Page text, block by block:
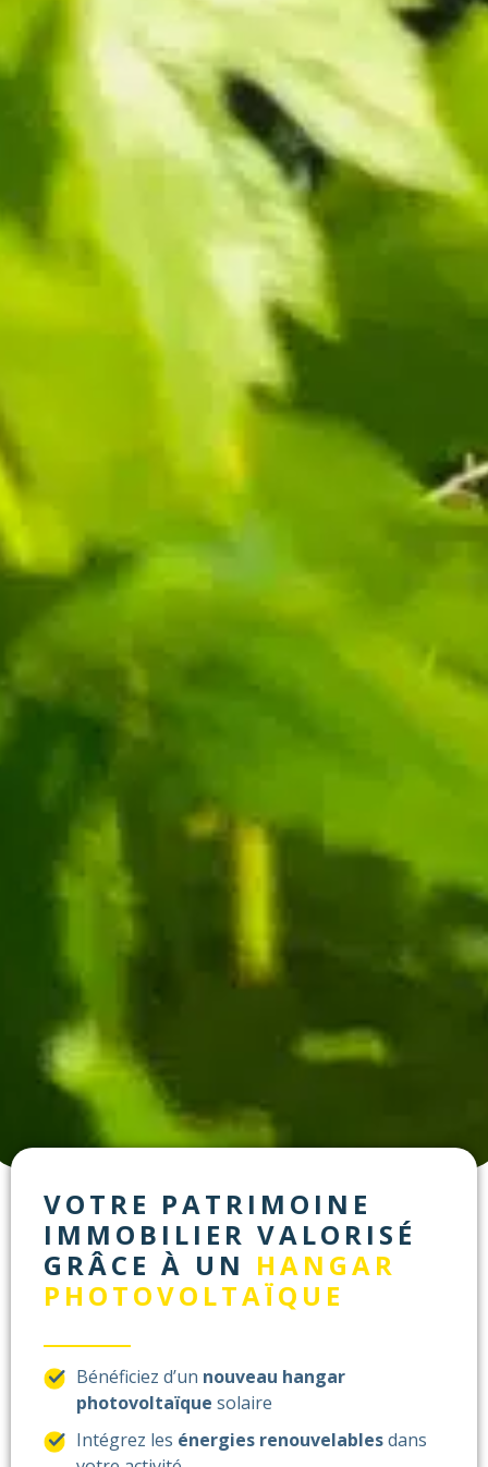
VOTRE PATRIMOINE
IMMOBILIER VALORISÉ
GRÂCE À UN HANGAR
PHOTOVOLTAÏQUE
Bénéficiez d’un nouveau hangar
photovoltaïque solaire
Intégrez les énergies renouvelablesdans